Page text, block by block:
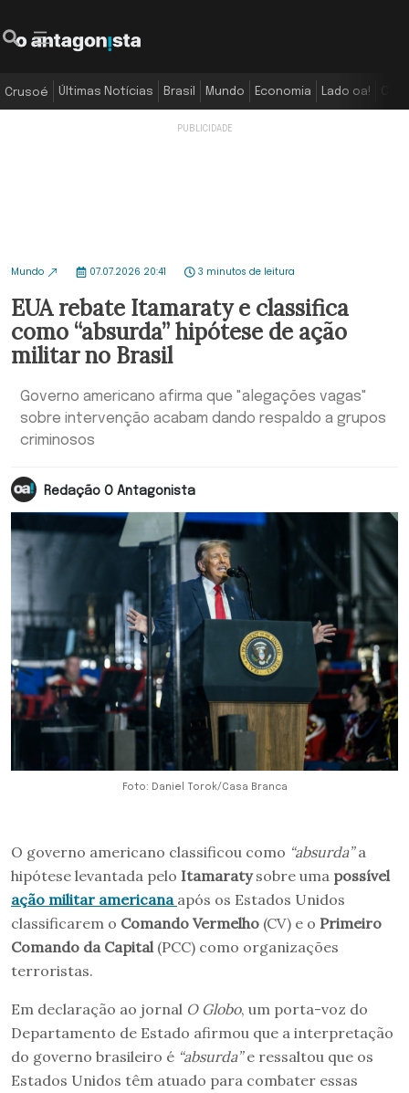
Crusoé Últimas Notícias Brasil Mundo Economia Lado oa!
Mundo 07.07.2026 20:41 3 minutos de leitura
EUA rebate Itamaraty e classifica
como “absurda” hipótese de ação
militar no Brasil
Governo americano afirma que "alegações vagas"
sobre intervenção acabam dando respaldo a grupos
criminosos
Redação O Antagonista
Foto: Daniel Torok/Casa Branca
O governo americano classificou como “absurda”a
hipótese levantada pelo Itamaratysobre uma possível
ação militar americana após os Estados Unidos
classificarem o Comando Vermelho (CV) e o Primeiro
Comando da Capital (PCC) como organizações
terroristas.
Em declaração ao jornal O Globo, um porta-voz do
Departamento de Estado afirmou que a interpretação
do governo brasileiro é “absurda”e ressaltou que os
Estados Unidos têm atuado para combater essas